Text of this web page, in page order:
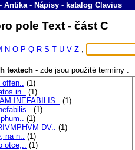
Antika - Nápisy - katalog Clavius
pole Text - část C
N O P Q R S T U V Z ,
textech- zde jsou použité termíny :
offen.. (1)
in.. (1)
INEFABILIS.. (1)
(1)
(1)
DV.. (1)
na n.. (1)
otce,.. (1)